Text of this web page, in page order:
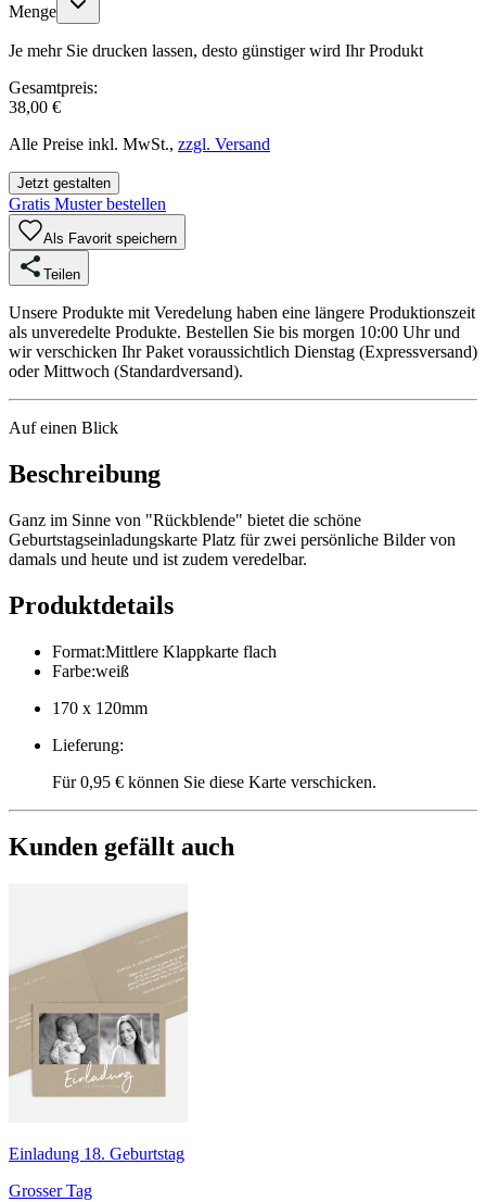
Menge
Je mehr Sie drucken lassen, desto günstiger wird Ihr Produkt
Gesamtpreis:
38,00 €
Alle Preise inkl. MwSt., zzgl. Versand
Jetzt gestalten
Gratis Muster bestellen
Als Favorit speichern
Teilen
Unsere Produkte mit Veredelung haben eine längere Produktionszeit
als unveredelte Produkte. Bestellen Sie bis morgen 10:00 Uhr und
wir verschicken Ihr Paket voraussichtlich Dienstag (Expressversand)
oder Mittwoch (Standardversand).
Auf einen Blick
Beschreibung
Ganz im Sinne von "Rückblende" bietet die schöne
Geburtstagseinladungskarte Platz für zwei persönliche Bilder von
damals und heute und ist zudem veredelbar.
Produktdetails
Format:Mittlere Klappkarte flach
Farbe:weiß
170 x 120mm
Lieferung:
Für 0,95 € können Sie diese Karte verschicken.
Kunden gefällt auch
Einladung 18. Geburtstag
Grosser Tag